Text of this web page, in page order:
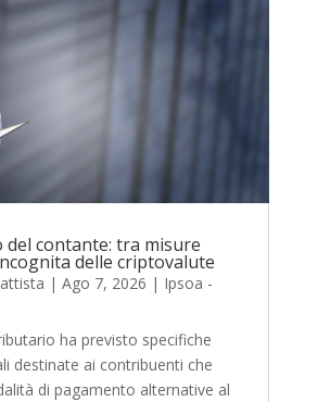
del contante: tra misure
delle criptovalute
| Ago 7, 2026 | Ipsoa -
ha previsto specifiche
destinate ai contribuenti che
di pagamento alternative al